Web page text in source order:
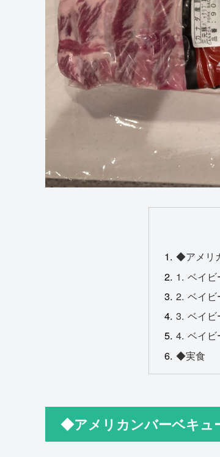
◆アメリ
1. ベイビ
2. ベイビ
3. ベイビ
4. ベイビ
◆実食
◆アメリカンバーベキュ